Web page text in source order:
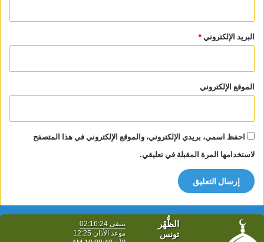
البريد الإلكتروني*
الموقع الإلكتروني
احفظ اسمي، بريدي الإلكتروني، والموقع الإلكتروني في هذا المتصفح
لاستخدامها المرة المقبلة في تعليقي.